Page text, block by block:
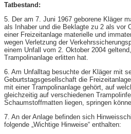
Tatbestand:
5. Der am 7. Juni 1967 geborene Kläger
als Inhaber und die Beklagte zu 2 als vor
einer Freizeitanlage materielle und
wegen Verletzung der
einem Unfall vom 2. Oktober 2004
Trampolinanlage erlitten hat.
6. Am Unfalltag besuchte der Kläger mit
Geburtstagsgesellschaft die
mit einer Trampolinanlage gehört, auf
gleichzeitig auf verschiedenen
Schaumstoffmatten liegen, springen
7. An der Anlage befinden sich
folgende „Wichtige Hinweise“ enthalten: